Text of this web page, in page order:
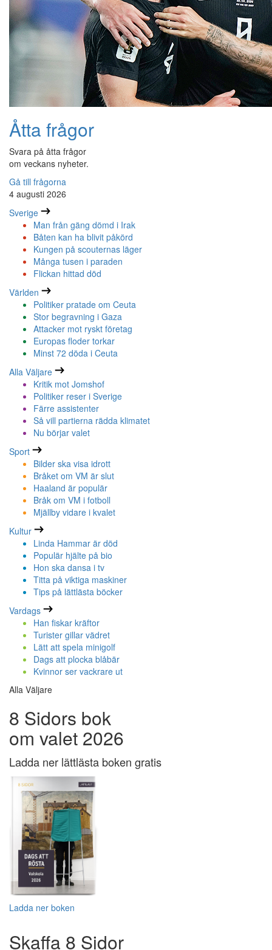
Åtta frågor
Svara på åtta frågor
om veckans nyheter.
Gå till frågorna
4 augusti 2026
Sverige
Man från gäng dömd i Irak
Båten kan ha blivit påkörd
Kungen på scouternas läger
Många tusen i paraden
Flickan hittad död
Världen
Politiker pratade om Ceuta
Stor begravning i Gaza
Attacker mot ryskt företag
Europas floder torkar
Minst 72 döda i Ceuta
Alla Väljare
Kritik mot Jomshof
Politiker reser i Sverige
Färre assistenter
Så vill partierna rädda klimatet
Nu börjar valet
Sport
Bilder ska visa idrott
Bråket om VM är slut
Haaland är populär
Bråk om VM i fotboll
Mjällby vidare i kvalet
Kultur
Linda Hammar är död
Populär hjälte på bio
Hon ska dansa i tv
Titta på viktiga maskiner
Tips på lättlästa böcker
Vardags
Han fiskar kräftor
Turister gillar vädret
Lätt att spela minigolf
Dags att plocka blåbär
Kvinnor ser vackrare ut
Alla Väljare
8 Sidors bok
om valet 2026
Ladda ner lättlästa boken gratis
Ladda ner boken
Skaffa 8 Sidor